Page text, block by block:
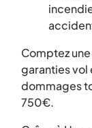
Comptez
garanties vol
dommages
750€.